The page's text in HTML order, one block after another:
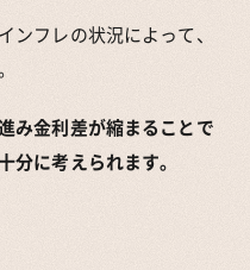
ンフレの状況によって、
み金利差が縮まることで
分に考えられます。